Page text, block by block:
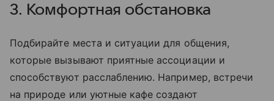
3. Комфортная обстановка
Подбирайте места и ситуации для общения,
которые вызывают приятные ассоциации и
способствуют расслаблению. Например, встречи
на природе или уютные кафе создают